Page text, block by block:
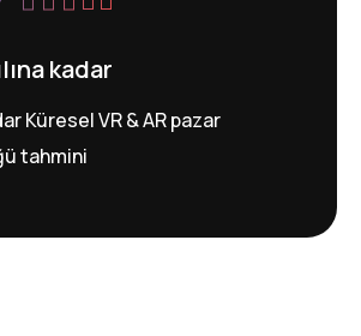
kadar
Küresel VR & AR pazar
tahmini